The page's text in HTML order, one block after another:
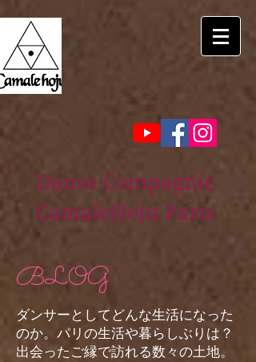
Danse Compagnie
CamaleHoju Paris
BLOG
ダンサーとしてどんな生活になった
のか。パリの生活や暮らしぶりは？
出会ったご縁で訪れる数々の土地。